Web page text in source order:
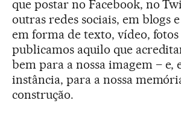
que postar no Facebook, no
outras redes sociais, em blogs
em forma de texto, vídeo, fotos
publicamos aquilo que
bem para a nossa imagem – e,
instância, para a nossa
construção.